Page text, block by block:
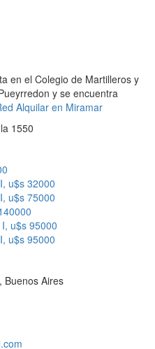
en el Colegio de Martilleros y
y se encuentra
Alquilar en Miramar
1550
u$s 32000
u$s 75000
u$s 95000
u$s 95000
, Buenos Aires